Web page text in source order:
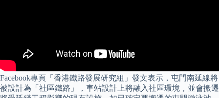
Facebook專頁「香港鐵路發展研究組」發文表示，屯門南延線將
被設計為「社區鐵路」，車站設計上將融入社區環境，並會搬遷